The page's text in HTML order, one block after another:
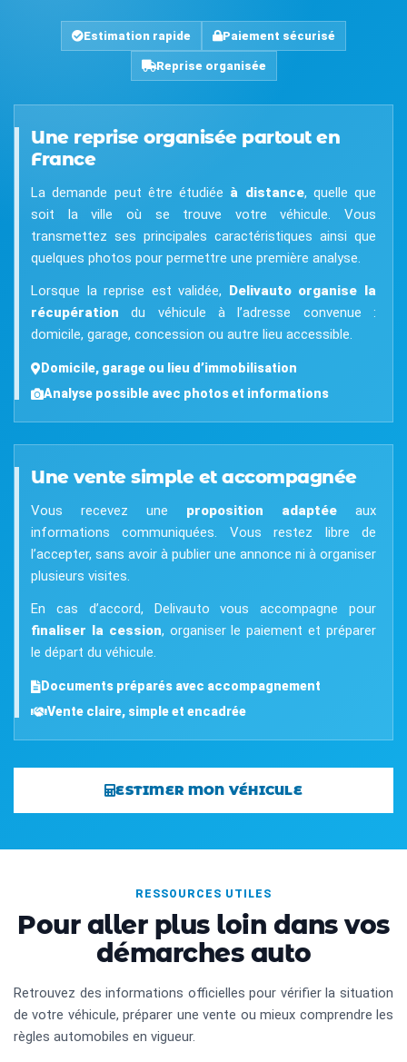
Estimation rapide Paiement sécurisé
Reprise organisée
Une reprise organisée partout en
France
La demande peut être étudiée à distance, quelle que
soit la ville où se trouve votre véhicule. Vous
transmettez ses principales caractéristiques ainsi que
quelques photos pour permettre une première analyse.
Lorsque la reprise est validée,
Delivauto organise la
récupération du véhicule à l’adresse convenue :
domicile, garage, concession ou autre lieu accessible.
Domicile, garage ou lieu d’immobilisation
Analyse possible avec photos et informations
Une vente simple et accompagnée
Vous recevez une proposition adaptée aux
informations communiquées. Vous restez libre de
l’accepter, sans avoir à publier une annonce ni à organiser
plusieurs visites.
En cas d’accord, Delivauto vous accompagne pour
finaliser la cession, organiser le paiement et préparer
le départ du véhicule.
Documents préparés avec accompagnement
Vente claire, simple et encadrée
ESTIMER MON VÉHICULE
RESSOURCES UTILES
Pour aller plus loin dans vos
démarches auto
Retrouvez des informations officielles pour vérifier la situation
de votre véhicule, préparer une vente ou mieux comprendre les
règles automobiles en vigueur.